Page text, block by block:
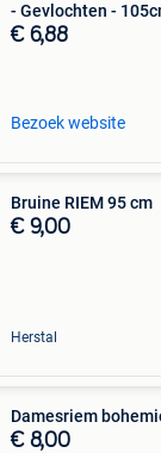
- Gevlochten -
€ 6,88
Bezoek website
Bruine RIEM 95 cm
€ 9,00
Herstal
Damesriem
€ 8,00